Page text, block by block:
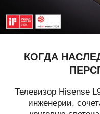
КОГДА
Телевизор Hisense
инженерии,